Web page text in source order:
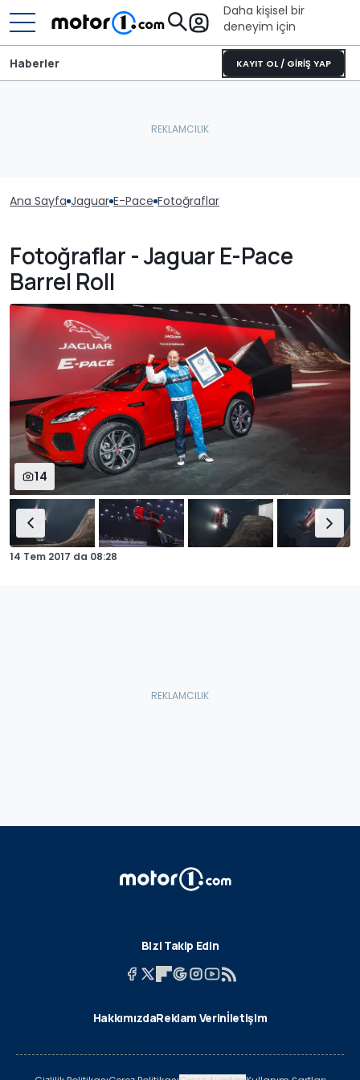
Daha kişisel bir
deneyim için
KAYIT OL / GİRİŞ YAP
Haberler
Ana Sayfa Jaguar E-Pace Fotoğraflar
Fotoğraflar - Jaguar E-Pace
Barrel Roll
14
14 Tem 2017 da 08:28
Bizi Takip Edin
HakkımızdaReklam Verinİletişim